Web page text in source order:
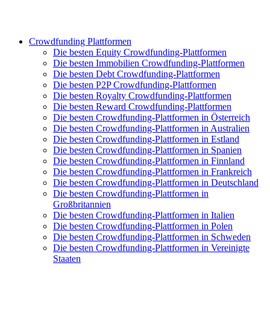
Crowdfunding Plattformen
Die besten Equity Crowdfunding-Plattformen
Die besten Immobilien Crowdfunding-Plattformen
Die besten Debt Crowdfunding-Plattformen
Die besten P2P Crowdfunding-Plattformen
Die besten Royalty Crowdfunding-Plattformen
Die besten Reward Crowdfunding-Plattformen
Die besten Crowdfunding-Plattformen in Österreich
Die besten Crowdfunding-Plattformen in Australien
Die besten Crowdfunding-Plattformen in Estland
Die besten Crowdfunding-Plattformen in Spanien
Die besten Crowdfunding-Plattformen in Finnland
Die besten Crowdfunding-Plattformen in Frankreich
Die besten Crowdfunding-Plattformen in Deutschland
Die besten Crowdfunding-Plattformen in
Großbritannien
Die besten Crowdfunding-Plattformen in Italien
Die besten Crowdfunding-Plattformen in Polen
Die besten Crowdfunding-Plattformen in Schweden
Die besten Crowdfunding-Plattformen in Vereinigte
Staaten